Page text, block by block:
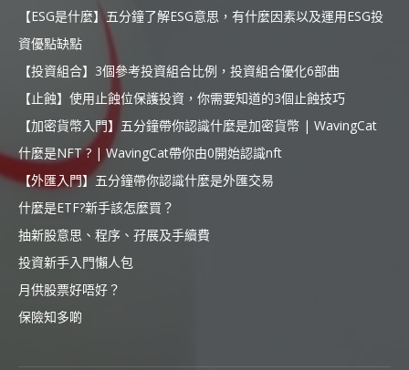
【ESG是什麼】五分鐘了解ESG意思，有什麼因素以及運用ESG投
資優點缺點
【投資組合】3個參考投資組合比例，投資組合優化6部曲
【止蝕】使用止蝕位保護投資，你需要知道的3個止蝕技巧
【加密貨幣入門】五分鐘帶你認識什麼是加密貨幣 | WavingCat
什麼是NFT ? | WavingCat帶你由0開始認識nft
【外匯入門】五分鐘帶你認識什麼是外匯交易
什麼是ETF?新手該怎麼買？
抽新股意思、程序、孖展及手續費
投資新手入門懶人包
月供股票好唔好？
保險知多啲